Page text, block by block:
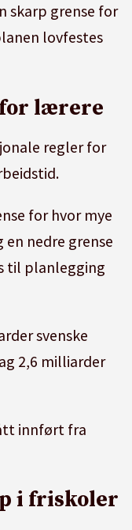
skarp grense for
lovfestes
for lærere
regler for
for hvor mye
nedre grense
til planlegging
svenske
2,6 milliarder
innført fra
i friskoler